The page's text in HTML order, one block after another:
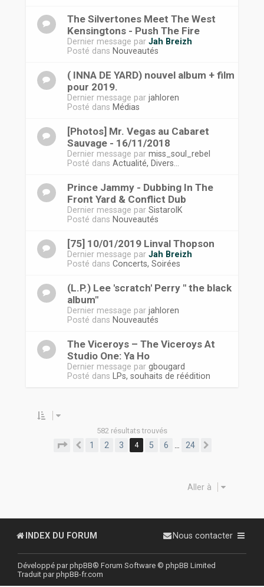
The Silvertones Meet The West
Kensingtons - Push The Fire
Dernier message par Jah Breizh
Posté dans Nouveautés
( INNA DE YARD) nouvel album + film
pour 2019.
Dernier message par jahloren
Posté dans Médias
[Photos] Mr. Vegas au Cabaret
Sauvage - 16/11/2018
Dernier message par miss_soul_rebel
Posté dans Actualité, Divers...
Prince Jammy - Dubbing In The
Front Yard & Conflict Dub
Dernier message par SistarolK
Posté dans Nouveautés
[75] 10/01/2019 Linval Thopson
Dernier message par Jah Breizh
Posté dans Concerts, Soirées
(L.P.) Lee 'scratch' Perry " the black
album"
Dernier message par jahloren
Posté dans Nouveautés
The Viceroys ‎– The Viceroys At
Studio One: Ya Ho
Dernier message par gbougard
Posté dans
LPs, souhaits de réédition
582 résultats trouvés
Page4 sur 24
Précédente
1 2 3 4 5 6 24
Aller à
INDEX DU FORUM Nous contacter
Développé parphpBB® Forum Software © phpBB Limited
Traduit parphpBB-fr.com